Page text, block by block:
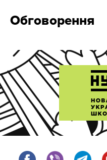
Обговорення